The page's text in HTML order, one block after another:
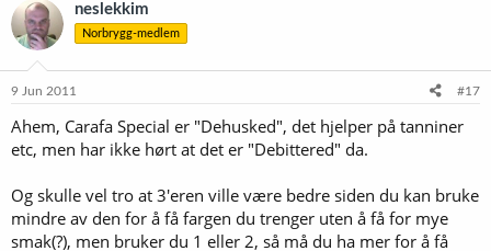
neslekkim
Norbrygg-medlem
9 Jun 2011 #17
Ahem, Carafa Special er "Dehusked", det hjelper på tanniner
etc, men har ikke hørt at det er "Debittered" da.
Og skulle vel tro at 3'eren ville være bedre siden du kan bruke
mindre av den for å få fargen du trenger uten å få for mye
smak(?), men bruker du 1 eller 2, så må du ha mer for å få